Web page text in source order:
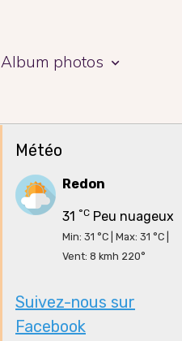
Album photos
Météo
Redon
31 °C Peu nuageux
Min: 31 °C | Max: 31 °C |
Vent: 8 kmh 220°
Suivez-nous sur
Facebook